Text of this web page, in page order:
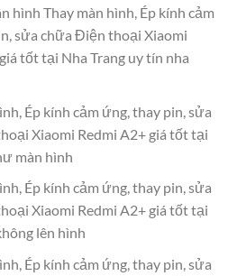
hình Thay màn hình, Ép kính cảm
sửa chữa Điện thoại Xiaomi
tốt tại Nha Trang uy tín nha
Ép kính cảm ứng, thay pin, sửa
Xiaomi Redmi A2+ giá tốt tại
màn hình
Ép kính cảm ứng, thay pin, sửa
Xiaomi Redmi A2+ giá tốt tại
lên hình
Ép kính cảm ứng, thay pin, sửa